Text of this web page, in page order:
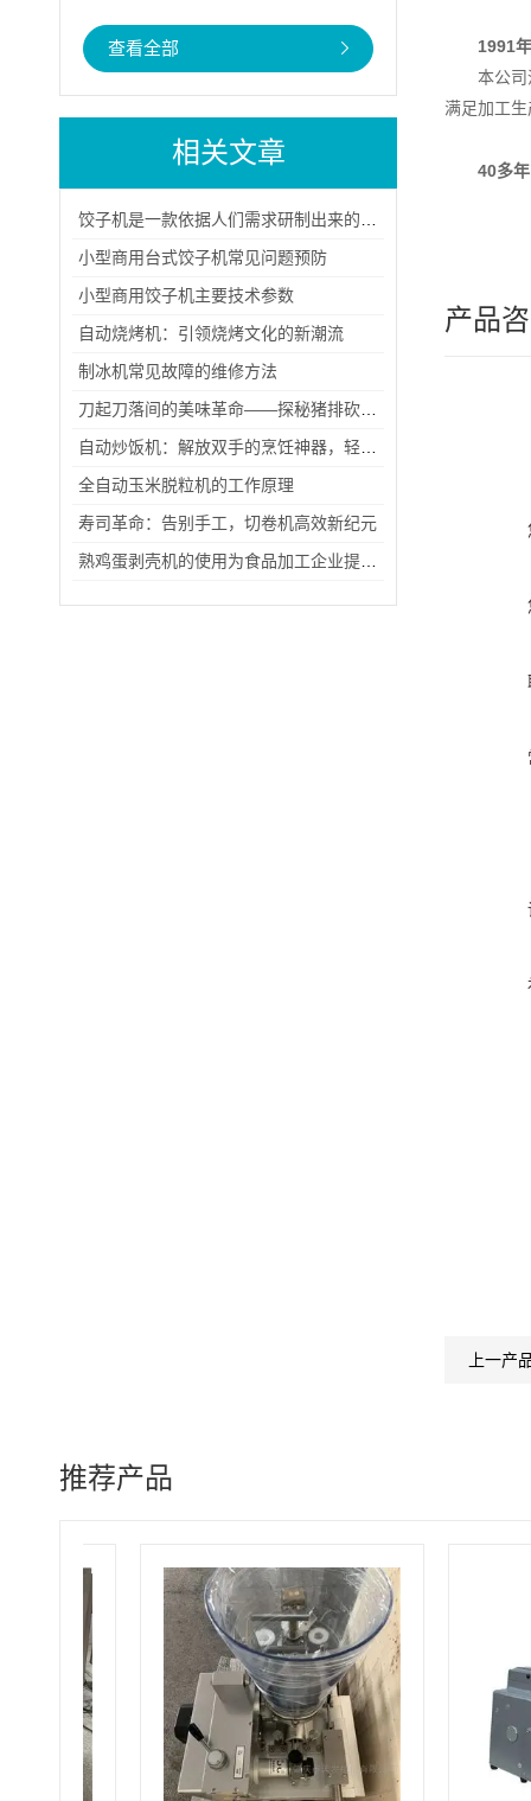
查看全部
相关文章
小型商用台式饺子机常见问题预防
小型商用饺子机主要技术参数
自动烧烤机：引领烧烤文化的新潮流
制冰机常见故障的维修方法
全自动玉米脱粒机的工作原理
寿司革命：告别手工，切卷机高效新纪元
1991
本公
满足加工
40多
产品
上一产
推荐产品